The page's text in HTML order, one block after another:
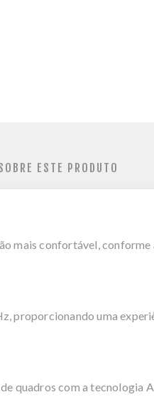
ESTE PRODUTO
mais confortável, conforme
proporcionando uma
quadros com a tecnologia